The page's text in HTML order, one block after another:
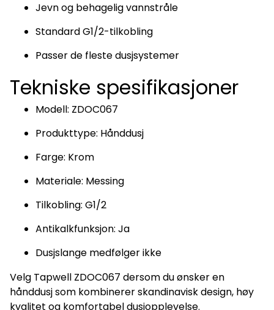
Jevn og behagelig vannstråle
Standard G1/2-tilkobling
Passer de fleste dusjsystemer
Tekniske spesifikasjoner
Modell: ZDOC067
Produkttype: Hånddusj
Farge: Krom
Materiale: Messing
Tilkobling: G1/2
Antikalkfunksjon: Ja
Dusjslange medfølger ikke
Velg Tapwell ZDOC067 dersom du ønsker en
hånddusj som kombinerer skandinavisk design, høy
kvalitet og komfortabel dusjopplevelse.